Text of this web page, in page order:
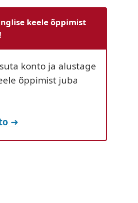
keele õppimist
konto ja alustage
õppimist juba